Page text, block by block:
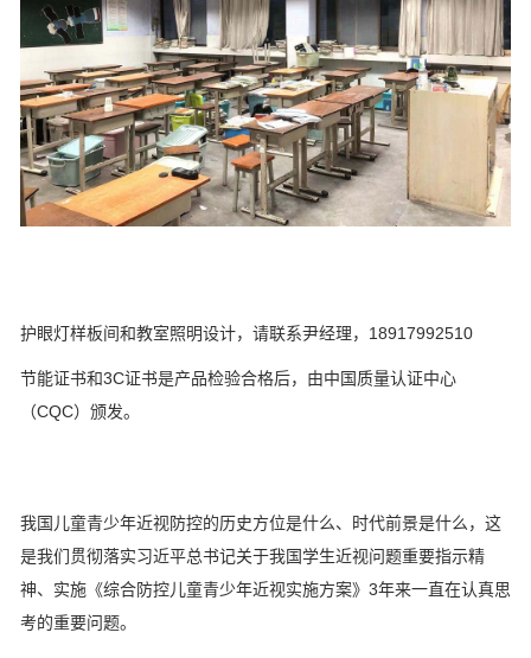
护眼灯样板间和教室照明设计，请联系尹经理，18917992510
节能证书和3C证书是产品检验合格后，由中国质量认证中心
（CQC）颁发。
我国儿童青少年近视防控的历史方位是什么、时代前景是什么，这
是我们贯彻落实习近平总书记关于我国学生近视问题重要指示精
神、实施《综合防控儿童青少年近视实施方案》3年来一直在认真思
考的重要问题。